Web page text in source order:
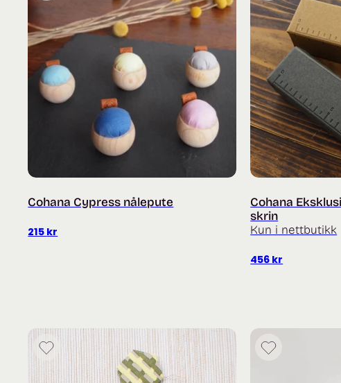
Cohana Cypress nålepute
215 kr
Cohana
skrin
Kun i nettbutikk
456 kr